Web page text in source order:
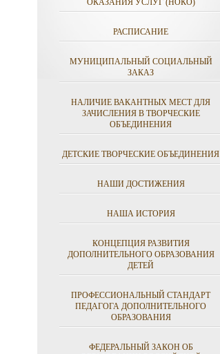
ОКАЗАНИЯ УСЛУГ (НОКО)
РАСПИСАНИЕ
МУНИЦИПАЛЬНЫЙ СОЦИАЛЬНЫЙ
ЗАКАЗ
НАЛИЧИЕ ВАКАНТНЫХ МЕСТ ДЛЯ
ЗАЧИСЛЕНИЯ В ТВОРЧЕСКИЕ
ОБЪЕДИНЕНИЯ
ДЕТСКИЕ ТВОРЧЕСКИЕ ОБЪЕДИНЕНИЯ
НАШИ ДОСТИЖЕНИЯ
НАША ИСТОРИЯ
КОНЦЕПЦИЯ РАЗВИТИЯ
ДОПОЛНИТЕЛЬНОГО ОБРАЗОВАНИЯ
ДЕТЕЙ
ПРОФЕССИОНАЛЬНЫЙ СТАНДАРТ
ПЕДАГОГА ДОПОЛНИТЕЛЬНОГО
ОБРАЗОВАНИЯ
ФЕДЕРАЛЬНЫЙ ЗАКОН ОБ